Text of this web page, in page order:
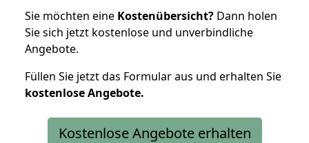
Sie möchten eine Kostenübersicht? Dann holen
Sie sich jetzt kostenlose und unverbindliche
Angebote.
Füllen Sie jetzt das Formular aus und erhalten Sie
kostenloseAngebote.
Kostenlose Angebote erhalten